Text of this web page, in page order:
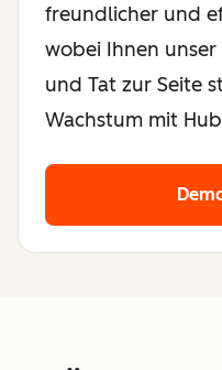
freundlicher und
wobei Ihnen
und Tat zur Seite
Wachstum mit